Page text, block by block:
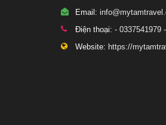
Email:
Điện thoại: - 0337541979
Website: https://